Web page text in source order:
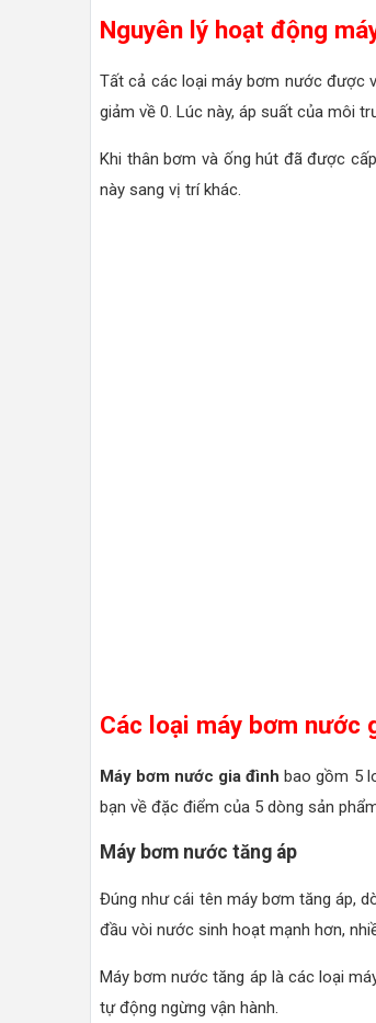
Nguyên lý hoạt động
Tất cả các loại máy bơm nước được
giảm về 0. Lúc này, áp suất của môi
Khi thân bơm và ống hút đã được
này sang vị trí khác.
Các loại máy bơm nước
Máy bơm nước gia đình bao gồm 5
bạn về đặc điểm của 5 dòng sản
Máy bơm nước tăng áp
Đúng như cái tên máy bơm tăng áp,
đầu vòi nước sinh hoạt mạnh hơn,
Máy bơm nước tăng áp là các loại
tự động ngừng vận hành.